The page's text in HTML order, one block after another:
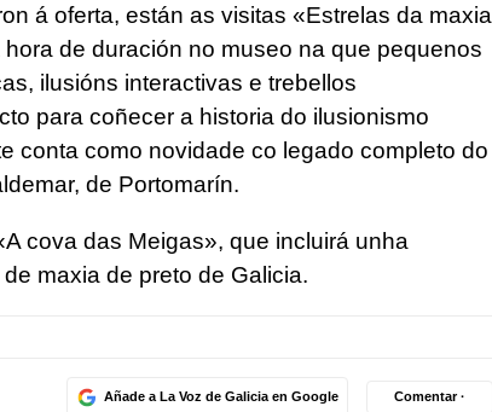
á oferta, están as visitas «Estrelas da maxia
de duración no museo na que pequenos
ilusións interactivas e trebellos
para coñecer a historia do ilusionismo
conta como novidade co legado completo do
de Portomarín.
cova das Meigas», que incluirá unha
maxia de preto de Galicia.
Añade a La Voz de Galicia en Google Comentar ·